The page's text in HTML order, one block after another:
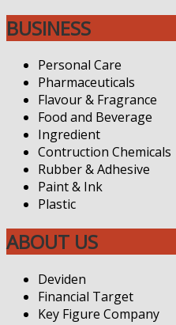
BUSINESS
Personal Care
Pharmaceuticals
Flavour & Fragrance
Food and Beverage
Ingredient
Contruction Chemicals
Rubber & Adhesive
Paint & Ink
Plastic
ABOUT US
Deviden
Financial Target
Key Figure Company